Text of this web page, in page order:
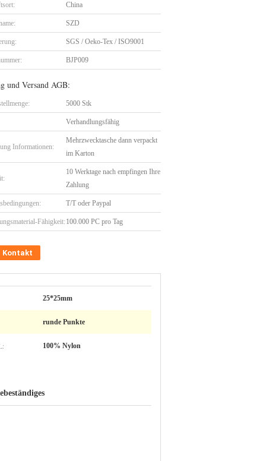
China
SZD
SGS / Oeko-Tex / ISO9001
BJP009
und Versand AGB:
5000 Stk
Verhandlungsfähig
Informationen:
Mehrzwecktasche dann verpackt
im Karton
10 Werktage nach empfingen Ihre
Zahlung
T/T oder Paypal
Fähigkeit: 100.000 PC pro Tag
Kontakt
25*25mm
runde Punkte
100% Nylon